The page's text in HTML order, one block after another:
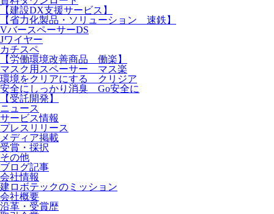
【建設DX支援サービス】
【省力化製品・ソリューション 速鉄】
VバースペーサーDS
Jワイヤー
カチスペ
【労働環境改善商品 働楽】
マスク用スペーサー マス楽
環境をクリアにする クリジア
安全にしっかり消臭 Go安全に
【受託開発】
ニュース
サービス情報
プレスリリース
メディア掲載
受賞・採択
その他
ブログ記事
会社情報
建ロボテックのミッション
会社概要
沿革・受賞歴